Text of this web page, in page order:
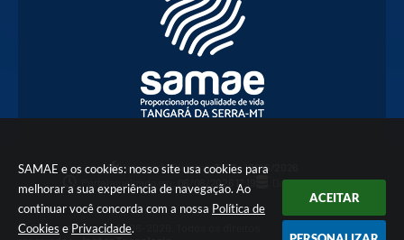
SAMAE e os cookies: nosso site usa cookies para
melhorar a sua experiência de navegação. Ao
continuar você concorda com a nossa Política de
Cookies e Privacidade.
ACEITAR
Versão do Sistema:3.5.3 - 19/06/2026
Portal atualizado em:
06/08/2026 17:19 Dados Abertos
© Copyright Instar - 2006-2026. Todos os direitos